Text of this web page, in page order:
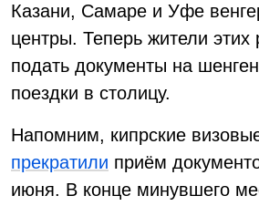
Казани, Самаре и Уфе
центры. Теперь жители этих
подать документы на
поездки в столицу.
Напомним, кипрские
прекратили приём
июня. В конце минувшего